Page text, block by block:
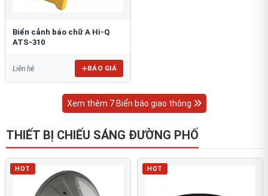
Biển cảnh báo chữ A Hi-Q
ATS-310
Liên hệ BÁO GIÁ
Xem thêm 7 Biển báo giao thông
THIẾT BỊ CHIẾU SÁNG ĐƯỜNG PHỐ
HOT HOT